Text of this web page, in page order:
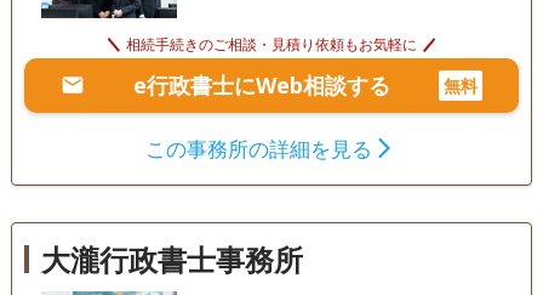
相続手続きのご相談・見積り依頼もお気軽に
e行政書士にWeb相談する 無料
この事務所の詳細を見る
大瀧行政書士事務所